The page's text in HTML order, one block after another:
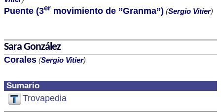
Sumario
Trovapedia
Puente (3er movimiento de ”Granma”) (Sergio Vitier)
Sara González
Corales (Sergio Vitier)